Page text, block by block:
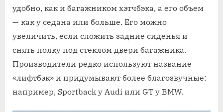
удобно, как и багажником хэтчбэка, а его объем
— как у седана или больше. Его можно
увеличить, если сложить задние сиденья и
снять полку под стеклом двери багажника.
Производители редко используют название
«лифтбэк» и придумывают более благозвучные:
например, Sportback у Audi или GT у BMW.